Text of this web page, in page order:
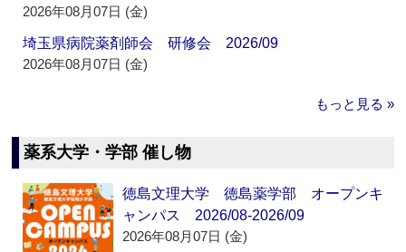
2026年08月07日 (金)
埼玉県病院薬剤師会 研修会 2026/09
2026年08月07日 (金)
もっと見る »
薬系大学・学部 催し物
徳島文理大学 徳島薬学部 オープンキ
ャンパス 2026/08-2026/09
2026年08月07日 (金)